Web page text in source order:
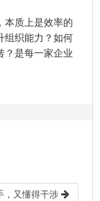
本质上是效率的
组织能力？如何
？是每一家企业
，又懂得干涉